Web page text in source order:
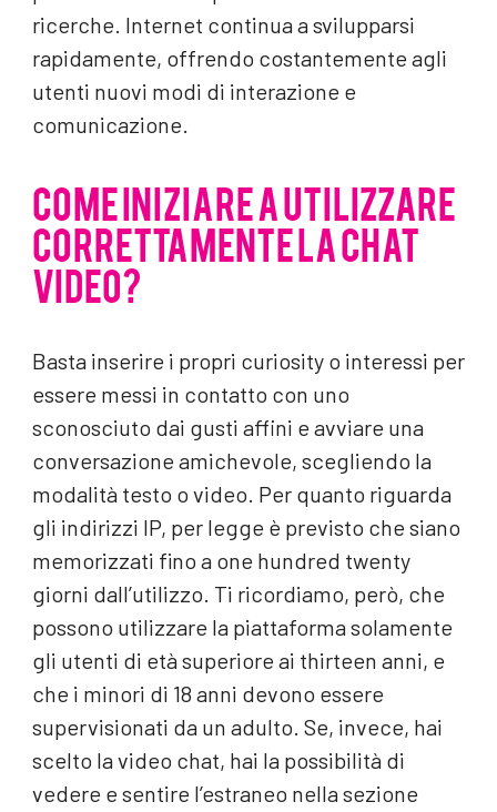
ricerche. Internet continua a svilupparsi
rapidamente, offrendo costantemente agli
utenti nuovi modi di interazione e
comunicazione.
COME INIZIARE A UTILIZZARE
CORRETTAMENTE LA CHAT
VIDEO?
Basta inserire i propri curiosity o interessi per
essere messi in contatto con uno
sconosciuto dai gusti affini e avviare una
conversazione amichevole, scegliendo la
modalità testo o video. Per quanto riguarda
gli indirizzi IP, per legge è previsto che siano
memorizzati fino a one hundred twenty
giorni dall’utilizzo. Ti ricordiamo, però, che
possono utilizzare la piattaforma solamente
gli utenti di età superiore ai thirteen anni, e
che i minori di 18 anni devono essere
supervisionati da un adulto. Se, invece, hai
scelto la video chat, hai la possibilità di
vedere e sentire l’estraneo nella sezione